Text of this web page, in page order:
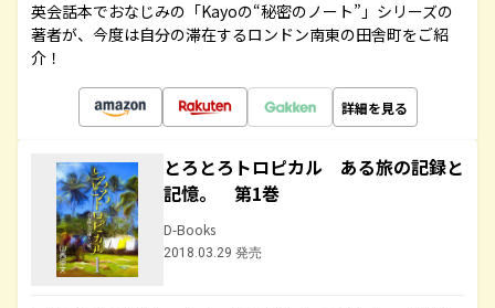
英会話本でおなじみの「Kayoの“秘密のノート”」シリーズの
著者が、今度は自分の滞在するロンドン南東の田舎町をご紹
介！
詳細を見る
とろとろトロピカル ある旅の記録と
記憶。 第1巻
D-Books
2018.03.29 発売